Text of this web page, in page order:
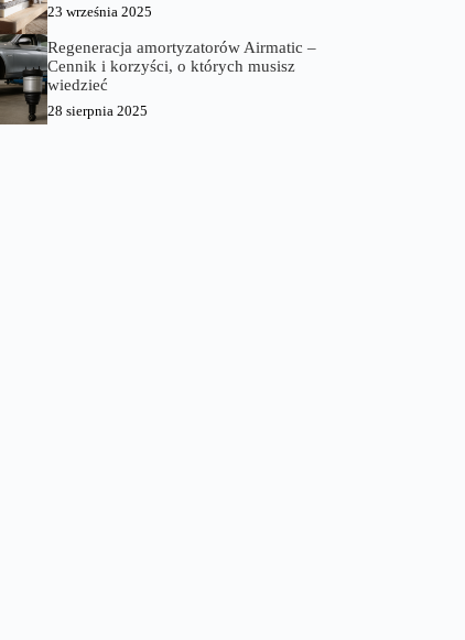
23 września 2025
Regeneracja amortyzatorów Airmatic –
Cennik i korzyści, o których musisz
wiedzieć
28 sierpnia 2025